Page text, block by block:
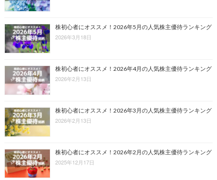
株初心者にオススメ！2026年5月の人気株主優待ランキング
2026年3月18日
株初心者にオススメ！2026年4月の人気株主優待ランキング
2026年2月13日
株初心者にオススメ！2026年3月の人気株主優待ランキング
2026年2月13日
株初心者にオススメ！2026年2月の人気株主優待ランキング
2025年12月17日